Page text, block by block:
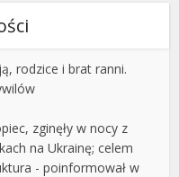
rodzice i brat ranni.
zginęły w nocy z
na Ukrainę; celem
- poinformował w